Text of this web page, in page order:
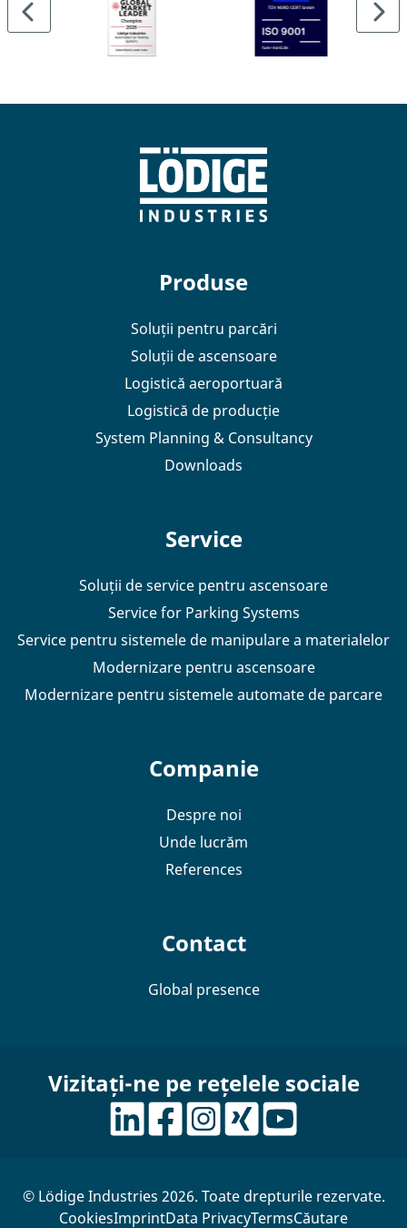
Produse
Soluții pentru parcări
Soluții de ascensoare
Logistică aeroportuară
Logistică de producție
System Planning & Consultancy
Downloads
Service
Soluții de service pentru ascensoare
Service for Parking Systems
Service pentru sistemele de manipulare a materialelor
Modernizare pentru ascensoare
Modernizare pentru sistemele automate de parcare
Companie
Despre noi
Unde lucrăm
References
Contact
Global presence
Vizitați-ne pe rețelele sociale
© Lödige Industries 2026. Toate drepturile rezervate.
CookiesImprintData PrivacyTermsCăutare